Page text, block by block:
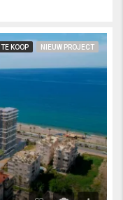
TE KOOP NIEUW PROJECT